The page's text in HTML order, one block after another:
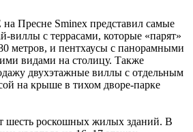
Пресне Sminex представил самые
виллы с террасами, которые «парят»
метров, и пентхаусы с панорамными
видами на столицу. Также
двухэтажные виллы с отдельным
на крыше в тихом дворе-парке
шесть роскошных жилых зданий. В